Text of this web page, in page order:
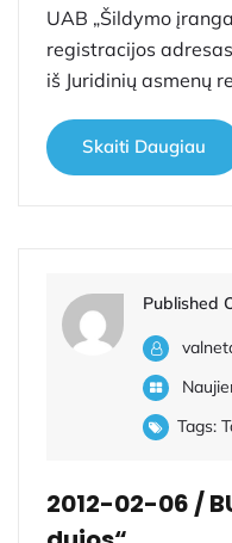
UAB „Šildymo
registracijos
iš Juridinių asmenų
Skaiti Daugiau
Published
Tags:
2012-02-06 /